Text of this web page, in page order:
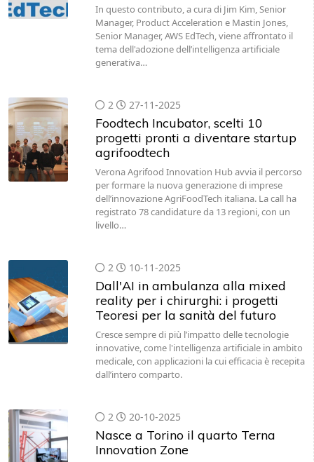
In questo contributo, a cura di Jim Kim, Senior
Manager, Product Acceleration e Mastin Jones,
Senior Manager, AWS EdTech, viene affrontato il
tema dell'adozione dell’intelligenza artificiale
generativa…
2 27-11-2025
Foodtech Incubator, scelti 10
progetti pronti a diventare startup
agrifoodtech
Verona Agrifood Innovation Hub avvia il percorso
per formare la nuova generazione di imprese
dell’innovazione AgriFoodTech italiana. La call ha
registrato 78 candidature da 13 regioni, con un
livello…
2 10-11-2025
Dall'AI in ambulanza alla mixed
reality per i chirurghi: i progetti
Teoresi per la sanità del futuro
Cresce sempre di più l’impatto delle tecnologie
innovative, come l'intelligenza artificiale in ambito
medicale, con applicazioni la cui efficacia è recepita
dall’intero comparto.
2 20-10-2025
Nasce a Torino il quarto Terna
Innovation Zone